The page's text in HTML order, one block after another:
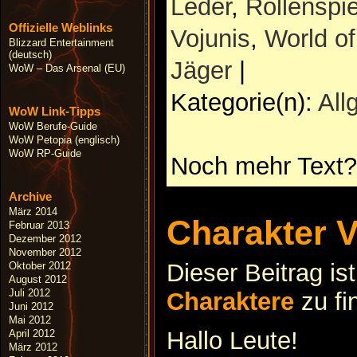
Offizielle Weblinks
Blizzard Entertainment
(deutsch)
WoW – Das Arsenal (EU)
WoW Link-Tipps
WoW Berufe-Guide
WoW Petopia (englisch)
WoW RP-Guide
Archive
März 2014
Februar 2013
Dezember 2012
November 2012
Oktober 2012
August 2012
Juli 2012
Juni 2012
Mai 2012
April 2012
März 2012
Leder,
Vojunis, World
Jäger
Kategorie(n):
Noch mehr
Charakter
Dieser Beitrag
Charaktere zu
Hallo Leute!